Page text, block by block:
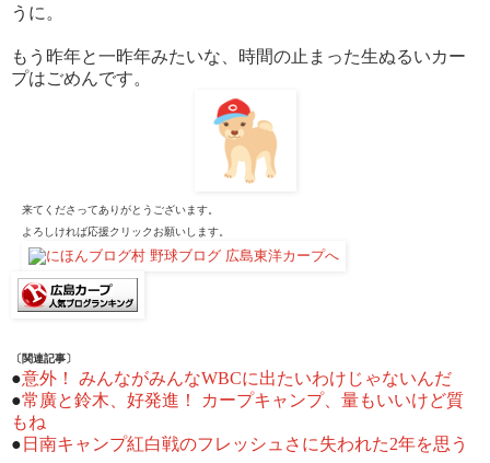
うに。
もう昨年と一昨年みたいな、時間の止まった生ぬるいカー
プはごめんです。
来てくださってありがとうございます。
よろしければ応援クリックお願いします。
〔関連記事〕
●意外！ みんながみんなWBCに出たいわけじゃないんだ
●常廣と鈴木、好発進！ カープキャンプ、量もいいけど質
もね
● 日南キャンプ紅白戦のフレッシュさに失われた2年を思う